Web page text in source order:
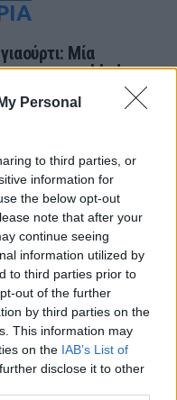
Personal
to third parties, or
information for
the below opt-out
note that after your
continue seeing
information utilized by
to third parties prior to
out of the further
by third parties on the
This information may
on the IAB’s List of
disclose it to other
Μία
τα scrambled
γεύση.
δεν έχει
– Και η Charlize
μπορώ να ξαναζήσω με
εξομολόγηση της ηθοποιού
καμπανάκι ο
Τα σημάδια που
να αγνοήσεις